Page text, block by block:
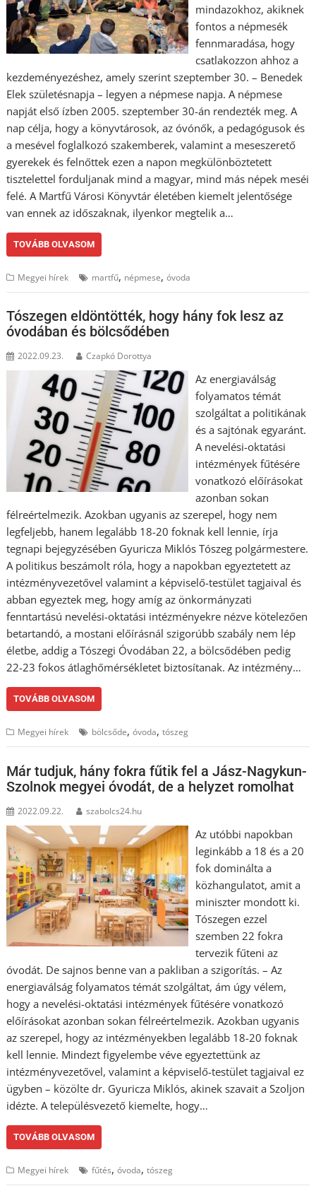
mindazokhoz, akiknek
fontos a népmesék
fennmaradása, hogy
csatlakozzon ahhoz a
kezdeményezéshez, amely szerint szeptember 30. – Benedek
Elek születésnapja – legyen a népmese napja. A népmese
napját első ízben 2005. szeptember 30-án rendezték meg. A
nap célja, hogy a könyvtárosok, az óvónők, a pedagógusok és
a mesével foglalkozó szakemberek, valamint a meseszerető
gyerekek és felnőttek ezen a napon megkülönböztetett
tisztelettel forduljanak mind a magyar, mind más népek meséi
felé. A Martfű Városi Könyvtár életében kiemelt jelentősége
van ennek az időszaknak, ilyenkor megtelik a…
TOVÁBB OLVASOM
Megyei hírek martfű, népmese,óvoda
Tószegen eldöntötték, hogy hány fok lesz az
óvodában és bölcsődében
2022.09.23. Czapkó Dorottya
Az energiaválság
folyamatos témát
szolgáltat a politikának
és a sajtónak egyaránt.
A nevelési-oktatási
intézmények fűtésére
vonatkozó előírásokat
azonban sokan
félreértelmezik. Azokban ugyanis az szerepel, hogy nem
legfeljebb, hanem legalább 18-20 foknak kell lennie, írja
tegnapi bejegyzésében Gyuricza Miklós Tószeg polgármestere.
A politikus beszámolt róla, hogy a napokban egyeztetett az
intézményvezetővel valamint a képviselő-testület tagjaival és
abban egyeztek meg, hogy amíg az önkormányzati
fenntartású nevelési-oktatási intézményekre nézve kötelezően
betartandó, a mostani előírásnál szigorúbb szabály nem lép
életbe, addig a Tószegi Óvodában 22, a bölcsődében pedig
22-23 fokos átlaghőmérsékletet biztosítanak. Az intézmény…
TOVÁBB OLVASOM
Megyei hírek bölcsőde,óvoda,tószeg
Már tudjuk, hány fokra fűtik fel a Jász-Nagykun-
Szolnok megyei óvodát, de a helyzet romolhat
2022.09.22. szabolcs24.hu
Az utóbbi napokban
leginkább a 18 és a 20
fok dominálta a
közhangulatot, amit a
miniszter mondott ki.
Tószegen ezzel
szemben 22 fokra
tervezik fűteni az
óvodát. De sajnos benne van a pakliban a szigorítás. – Az
energiaválság folyamatos témát szolgáltat, ám úgy vélem,
hogy a nevelési-oktatási intézmények fűtésére vonatkozó
előírásokat azonban sokan félreértelmezik. Azokban ugyanis
az szerepel, hogy az intézményekben legalább 18-20 foknak
kell lennie. Mindezt figyelembe véve egyeztettünk az
intézményvezetővel, valamint a képviselő-testület tagjaival ez
ügyben – közölte dr. Gyuricza Miklós, akinek szavait a Szoljon
idézte. A településvezető kiemelte, hogy…
TOVÁBB OLVASOM
Megyei hírek fűtés,óvoda,tószeg